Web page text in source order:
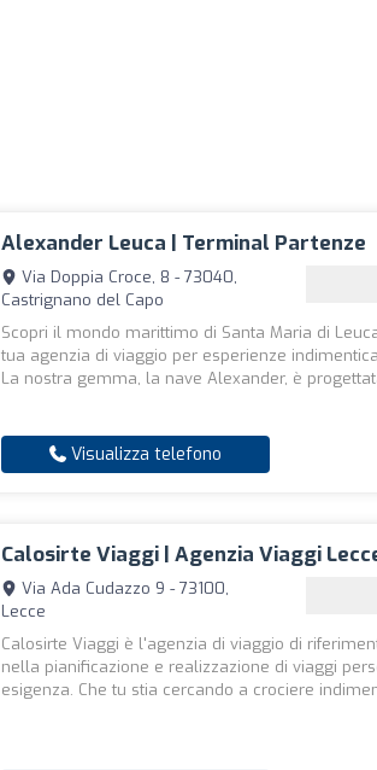
Alexander Leuca | Terminal Partenze
Via Doppia Croce, 8 - 73040,
Castrignano del Capo
Scopri il mondo marittimo di Santa Maria di
tua agenzia di viaggio per esperienze
La nostra gemma, la nave Alexander, è
Visualizza telefono
Calosirte Viaggi | Agenzia Viaggi
Via Ada Cudazzo 9 - 73100,
Lecce
Calosirte Viaggi è l'agenzia di viaggio di
nella pianificazione e realizzazione di viaggi
esigenza. Che tu stia cercando a crociere